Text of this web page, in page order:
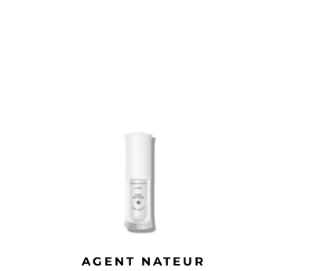
AGENT NATEUR